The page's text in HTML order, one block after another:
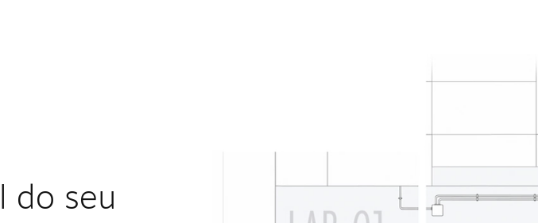
do seu